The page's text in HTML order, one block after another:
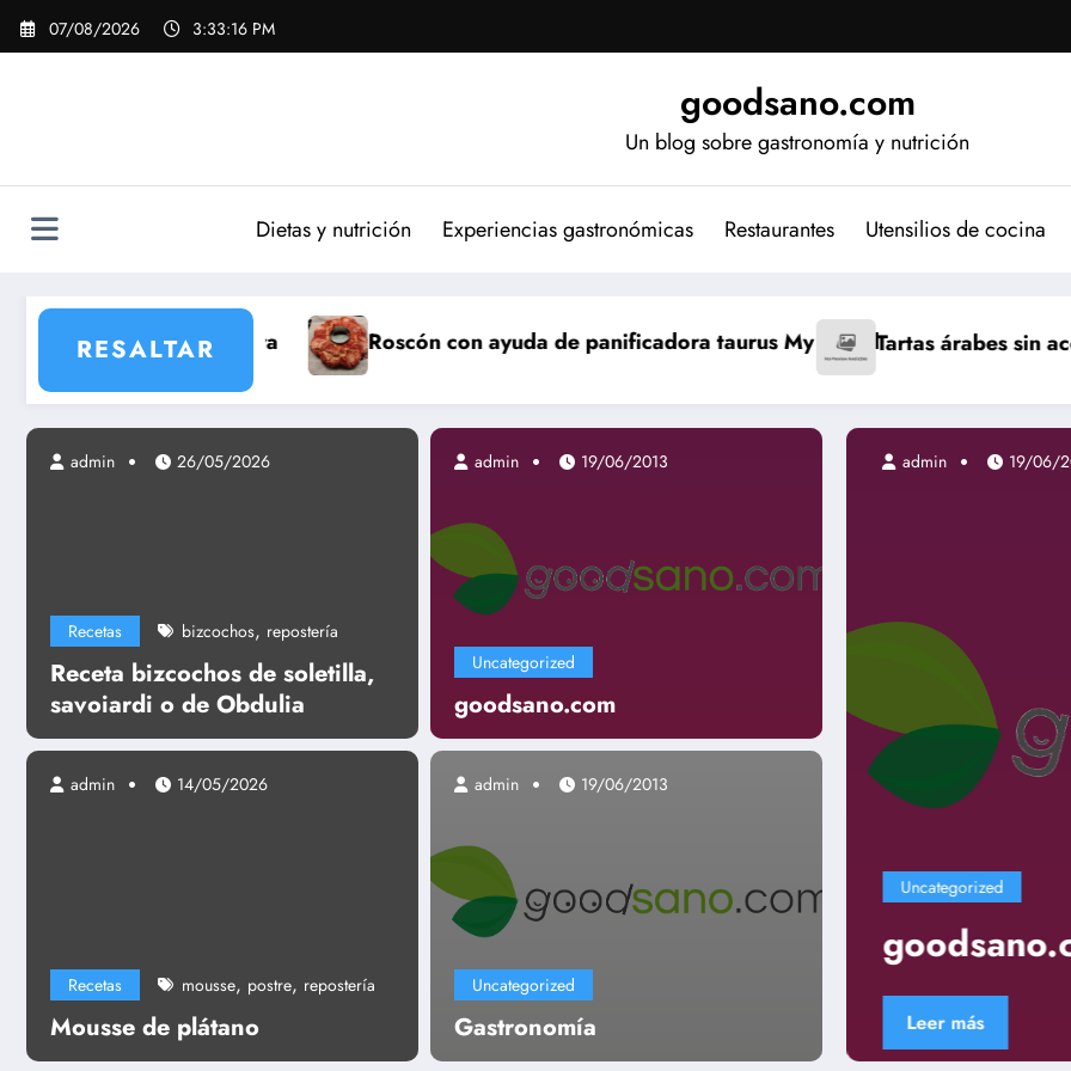
Saltar
07/08/2026 3:33:18 PM
goodsano.com
Un blog sobre gastronomía y nutrición
Dietas y nutrición Experiencias gastronómicas Restaurantes Utensilios de cocina
RESALTAR
Roscón con ayuda de panificadora taurus My BreadTartas árabes sin aceite Bizcocho
Recetas bizcochos, repostería
Receta bizcochos de soletilla,
savoiardi o de Obdulia
admin 26/05/2026
Recetas mousse, postre, repostería
Mousse de plátano
admin 14/05/2026
Uncategorized
goodsano.com
admin 19/06/2013
Uncategorized
Gastronomía
admin 19/06/2013
Leer más
admin 19/06/2013
Uncategorized
goodsano.com
Leer más
admin 19/06/2013